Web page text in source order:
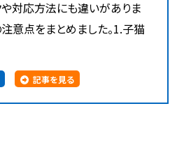
や対応方法にも違いがありま
注意点をまとめました。1.子猫
記事を見る